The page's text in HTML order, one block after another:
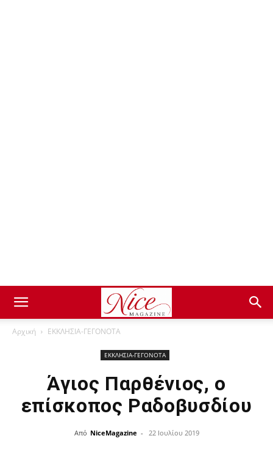
Αρχική ΕΚΚΛΗΣΙΑ-ΓΕΓΟΝΟΤΑ
ΕΚΚΛΗΣΙΑ-ΓΕΓΟΝΟΤΑ
Άγιος Παρθένιος, ο
επίσκοπος Ραδοβυσδίου
Από NiceMagazine - 22 Ιουλίου 2019